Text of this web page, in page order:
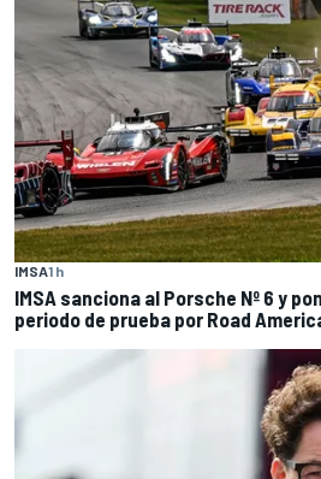
IMSA1 h
IMSA sanciona al Porsche Nº 6 y
periodo de prueba por Road